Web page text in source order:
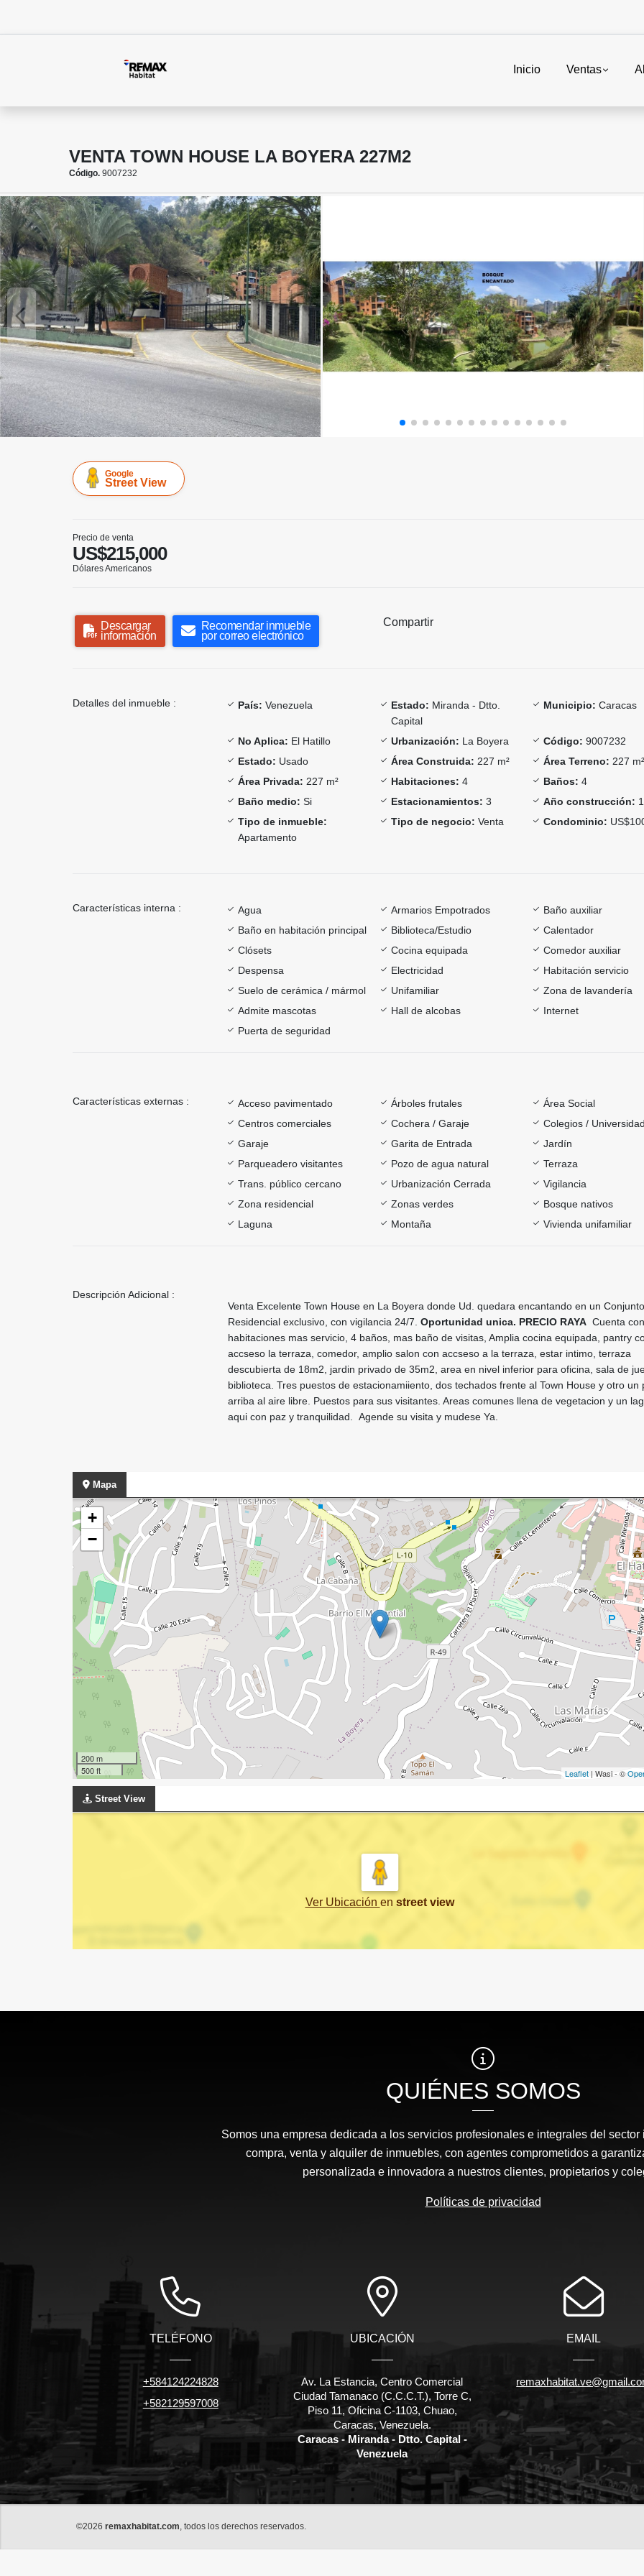
Inicio Ventas
VENTA TOWN HOUSE LA BOYERA 227M2
Código. 9007232
Google
Street View
Precio de venta
US$215,000
Dólares Americanos
Descargar
información
Recomendar inmueble
por correo electrónico
Compartir
Detalles del inmueble : País: Venezuela Estado: Miranda - Dtto.
Capital
Municipio: Caracas
No Aplica: El Hatillo Urbanización: La Boyera Código: 9007232
Estado: Usado Área Construida: 227 m² Área Terreno: 227
Área Privada: 227 m² Habitaciones: 4 Baños: 4
Baño medio: Si Estacionamientos: 3 Año construcción:
Tipo de inmueble:
Apartamento
Tipo de negocio: Venta Condominio:
Características interna : Agua Armarios Empotrados
Baño auxiliar
Baño en habitación principal
Biblioteca/Estudio
Calentador
Clósets
Cocina equipada
Comedor auxiliar
Despensa
Electricidad
Habitación servicio
Suelo de cerámica / mármol
Unifamiliar
Zona de lavandería
Admite mascotas
Hall de alcobas
Internet
Puerta de seguridad
Características externas : Acceso pavimentado Árboles frutales
Área Social
Centros comerciales
Cochera / Garaje
Colegios /
Garaje
Garita de Entrada
Jardín
Parqueadero visitantes
Pozo de agua natural
Terraza
Trans. público cercano
Urbanización Cerrada
Vigilancia
Zona residencial
Zonas verdes
Bosque nativos
Laguna
Montaña Vivienda unifamiliar
Descripción Adicional :
Venta Excelente Town House en La Boyera donde Ud. quedara encantando en un Conjunto
Residencial exclusivo, con vigilancia 24/7. Oportunidad unica. PRECIO RAYA Cuenta
habitaciones mas servicio, 4 baños, mas baño de visitas, Amplia cocina equipada, pantry
accseso la terraza, comedor, amplio salon con accseso a la terraza, estar intimo, terraza
descubierta de 18m2, jardin privado de 35m2, area en nivel inferior para oficina, sala de
biblioteca. Tres puestos de estacionamiiento, dos techados frente al Town House y otro un
arriba al aire libre. Puestos para sus visitantes. Areas comunes llena de vegetacion y un
aqui con paz y tranquilidad. Agende su visita y mudese Ya.
Mapa
+
−
200 m
500 ft
Leaflet | Wasi - ©
Street View
Ver Ubicación en street view
QUIÉNES SOMOS
Somos una empresa dedicada a los servicios profesionales e integrales del
compra, venta y alquiler de inmuebles, con agentes comprometidos a
personalizada e innovadora a nuestros clientes, propietarios y
Políticas de privacidad
TELÉFONO
+584124224828
+582129597008
UBICACIÓN
Av. La Estancia, Centro Comercial
Ciudad Tamanaco (C.C.C.T.), Torre C,
Piso 11, Oficina C-1103, Chuao,
Caracas, Venezuela.
Caracas - Miranda - Dtto. Capital -
Venezuela
EMAIL
©2026 remaxhabitat.com , todos los derechos reservados.